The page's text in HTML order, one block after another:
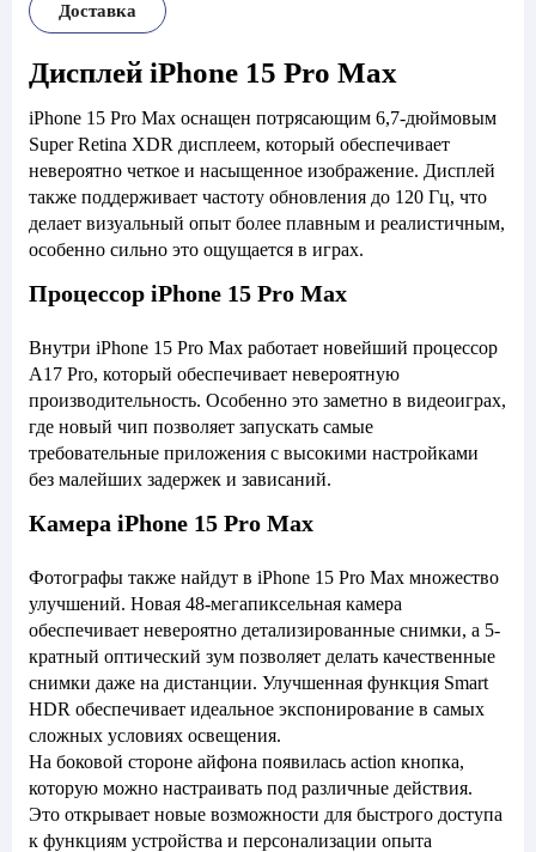
Доставка
Дисплей iPhone 15 Pro Max
iPhone 15 Pro Max оснащен потрясающим 6,7-дюймовым
Super Retina XDR дисплеем, который обеспечивает
невероятно четкое и насыщенное изображение. Дисплей
также поддерживает частоту обновления до 120 Гц, что
делает визуальный опыт более плавным и реалистичным,
особенно сильно это ощущается в играх.
Процессор iPhone 15 Pro Max
Внутри iPhone 15 Pro Max работает новейший процессор
A17 Pro, который обеспечивает невероятную
производительность. Особенно это заметно в видеоиграх,
где новый чип позволяет запускать самые
требовательные приложения с высокими настройками
без малейших задержек и зависаний.
Камера iPhone 15 Pro Max
Фотографы также найдут в iPhone 15 Pro Max множество
улучшений. Новая 48-мегапиксельная камера
обеспечивает невероятно детализированные снимки, а 5-
кратный оптический зум позволяет делать качественные
снимки даже на дистанции. Улучшенная функция Smart
HDR обеспечивает идеальное экспонирование в самых
сложных условиях освещения.
На боковой стороне айфона появилась action кнопка,
которую можно настраивать под различные действия.
Это открывает новые возможности для быстрого доступа
к функциям устройства и персонализации опыта